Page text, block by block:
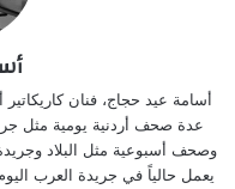
عدة صحف أردنية يومية مثل
وصحف أسبوعية مثل البلاد
يعمل حالياً في جريدة العرب